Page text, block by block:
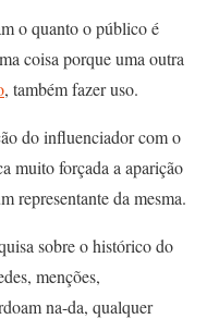
o quanto o público é
coisa porque uma outra
, também fazer uso.
do influenciador com o
muito forçada a aparição
representante da mesma.
sobre o histórico do
menções,
na-da, qualquer